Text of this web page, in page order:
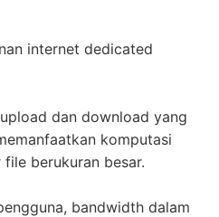
internet dedicated
dan download yang
komputasi
berukuran besar.
bandwidth dalam